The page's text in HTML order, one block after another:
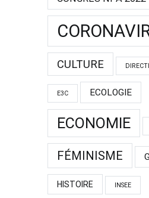
CULTURE
E3C ECOLOGIE
ECONOMIE
FÉMINISME
HISTOIRE INSEE